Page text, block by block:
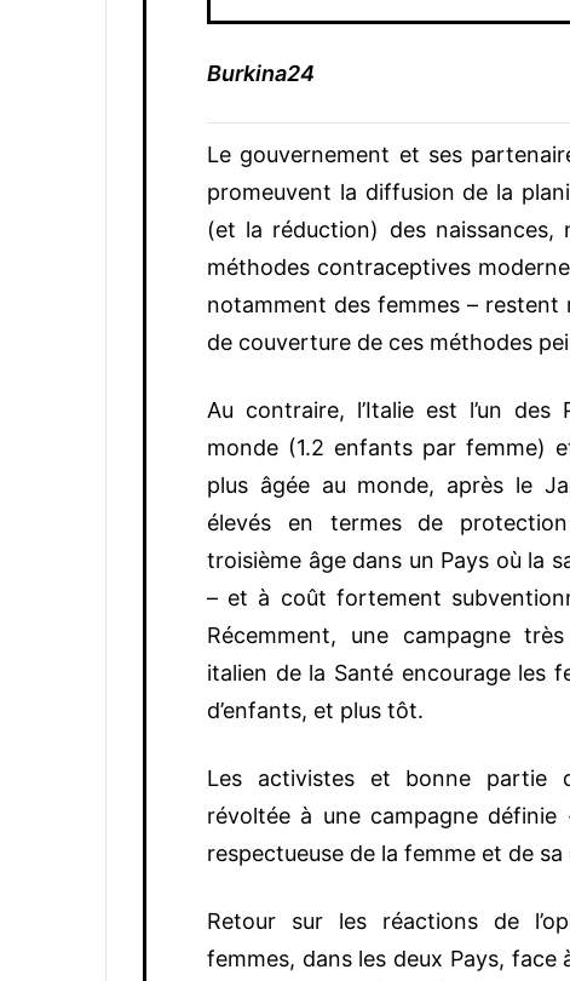
Burkina24
Le gouvernement et ses
promeuvent la diffusion de la
(et la réduction) des
méthodes contraceptives
notamment des femmes – restent
de couverture de ces méthodes
Au contraire, l’Italie est l’un
monde (1.2 enfants par femme)
plus âgée au monde, après le
élevés en termes de
troisième âge dans un Pays où la
– et à coût fortement
Récemment, une campagne
italien de la Santé encourage les
d’enfants, et plus tôt.
Les activistes et bonne partie
révoltée à une campagne
respectueuse de la femme et de
Retour sur les réactions de
femmes, dans les deux Pays, face